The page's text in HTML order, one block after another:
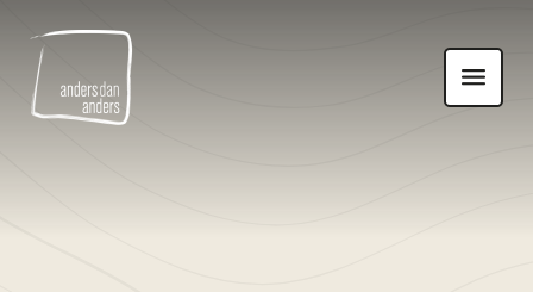
Anders
dan
Anders
Toon
navigatie